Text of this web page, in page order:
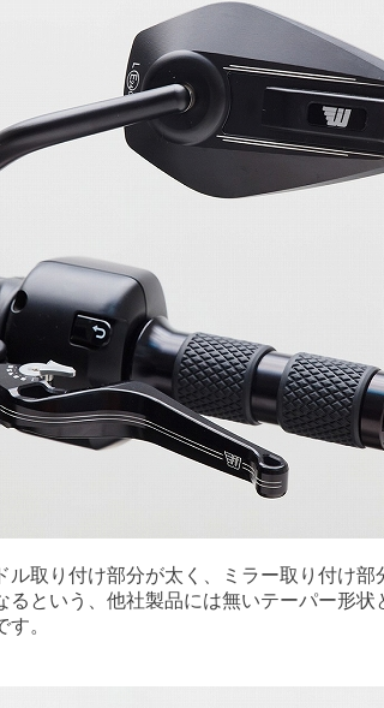
ル取り付け部分が太く、ミラー取り付け部
るという、他社製品には無いテーパー形状
。